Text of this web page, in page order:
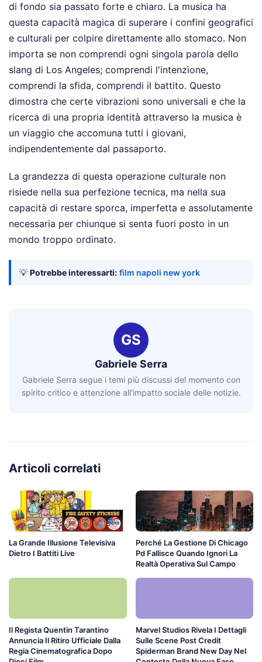
di fondo sia passato forte e chiaro. La musica ha
questa capacità magica di superare i confini geografici
e culturali per colpire direttamente allo stomaco. Non
importa se non comprendi ogni singola parola dello
slang di Los Angeles; comprendi l'intenzione,
comprendi la sfida, comprendi il battito. Questo
dimostra che certe vibrazioni sono universali e che la
ricerca di una propria identità attraverso la musica è
un viaggio che accomuna tutti i giovani,
indipendentemente dal passaporto.
La grandezza di questa operazione culturale non
risiede nella sua perfezione tecnica, ma nella sua
capacità di restare sporca, imperfetta e assolutamente
necessaria per chiunque si senta fuori posto in un
mondo troppo ordinato.
💡 Potrebbe interessarti: film napoli new york
GS
Gabriele Serra
Gabriele Serra segue i temi più discussi del momento con
spirito critico e attenzione all'impatto sociale delle notizie.
Articoli correlati
La Grande Illusione Televisiva
Dietro I Battiti Live
Perché La Gestione Di Chicago
Pd Fallisce Quando Ignori La
Realtà Operativa Sul Campo
Il Regista Quentin Tarantino
Annuncia Il Ritiro Ufficiale Dalla
Regia Cinematografica Dopo
Marvel Studios Rivela I Dettagli
Sulle Scene Post Credit
Spiderman Brand New Day Nel